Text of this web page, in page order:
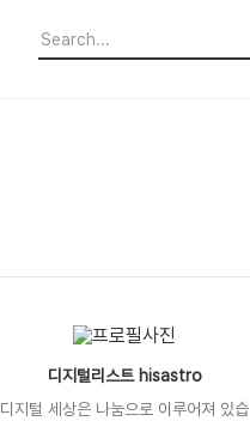
디지털리스트 hisastro
디지털 세상은 나눔으로 이루어져 있습